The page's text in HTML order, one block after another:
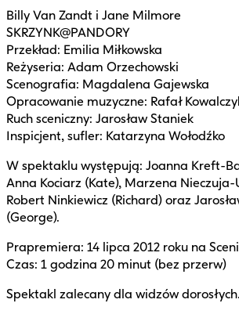
Billy Van Zandt i Jane Milmore
SKRZYNK@PANDORY
Przekład: Emilia Miłkowska
Reżyseria: Adam Orzechowski
Scenografia: Magdalena Gajewska
Opracowanie muzyczne: Rafał
Ruch sceniczny: Jarosław Staniek
Inspicjent, sufler: Katarzyna Wołodźko
W spektaklu występują: Joanna Kreft-
Anna Kociarz (Kate), Marzena Nieczuja-
Robert Ninkiewicz (Richard) oraz
(George).
Prapremiera: 14 lipca 2012 roku na
Czas: 1 godzina 20 minut (bez przerw)
Spektakl zalecany dla widzów dorosłych.